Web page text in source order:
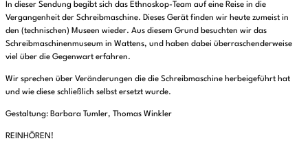
In dieser Sendung begibt sich das Ethnoskop-Team auf eine Reise in die
Vergangenheit der Schreibmaschine. Dieses Gerät finden wir heute zumeist in
den (technischen) Museen wieder. Aus diesem Grund besuchten wir das
Schreibmaschinenmuseum in Wattens, und haben dabei überraschenderweise
viel über die Gegenwart erfahren.
Wir sprechen über Veränderungen die die Schreibmaschine herbeigeführt hat
und wie diese schließlich selbst ersetzt wurde.
Gestaltung: Barbara Tumler, Thomas Winkler
REINHÖREN!